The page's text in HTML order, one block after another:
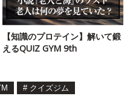
【知識のプロテイン】解いて鍛
えるQUIZ GYM 9th
# クイズジム